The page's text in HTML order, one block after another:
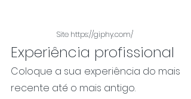
Site https://giphy.com/
Experiência profissional
Coloque a sua experiência do mais
recente até o mais antigo.